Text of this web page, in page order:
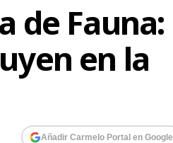
de Fauna:
en la
Añadir Carmelo Portal en Google